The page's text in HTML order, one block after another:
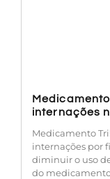
internações
Medicamento
internações por
diminuir o uso
do